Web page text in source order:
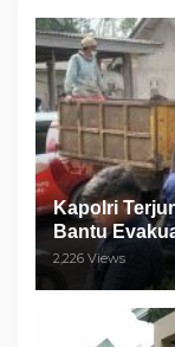
Kapolri
Bantu
Semeru
2,226 Views